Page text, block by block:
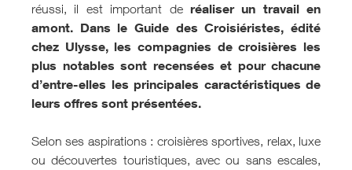
réussi, il est important de réaliser un travail en
amont. Dans le Guide des Croisiéristes, édité
chez Ulysse, les compagnies de croisières les
plus notables sont recensées et pour chacune
d’entre-elles les principales caractéristiques de
leurs offres sont présentées.
Selon ses aspirations : croisières sportives, relax, luxe
ou découvertes touristiques, avec ou sans escales,